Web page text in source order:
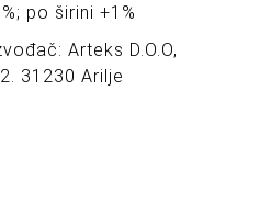
po širini +1%
Arteks D.O.O,
31230 Arilje